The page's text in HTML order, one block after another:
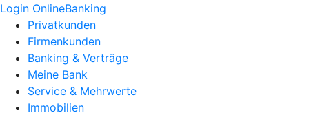
Login OnlineBanking
Privatkunden
Firmenkunden
Banking & Verträge
Meine Bank
Service & Mehrwerte
Immobilien